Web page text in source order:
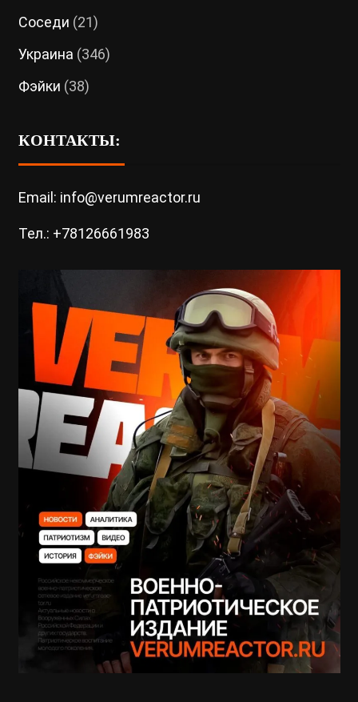
Соседи (21)
Украина (346)
Фэйки (38)
КОНТАКТЫ:
Email: info@verumreactor.ru
Тел.: +78126661983